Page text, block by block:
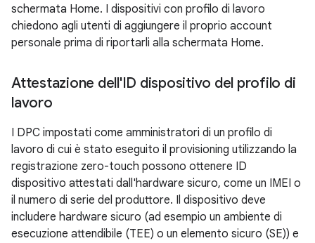
schermata Home. I dispositivi con profilo di lavoro
chiedono agli utenti di aggiungere il proprio account
personale prima di riportarli alla schermata Home.
Attestazione dell'ID dispositivo del profilo di
lavoro
I DPC impostati come amministratori di un profilo di
lavoro di cui è stato eseguito il provisioning utilizzando la
registrazione zero-touch possono ottenere ID
dispositivo attestati dall'hardware sicuro, come un IMEI o
il numero di serie del produttore. Il dispositivo deve
includere hardware sicuro (ad esempio un ambiente di
esecuzione attendibile (TEE) o un elemento sicuro (SE)) e